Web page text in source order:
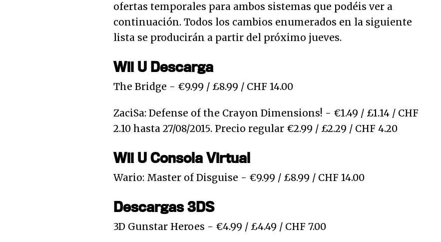
ofertas temporales para ambos sistemas que podéis ver a
continuación. Todos los cambios enumerados en la siguiente
lista se producirán a partir del próximo jueves.
Wii U Descarga
The Bridge - €9.99 / £8.99 / CHF 14.00
ZaciSa: Defense of the Crayon Dimensions! - €1.49 / £1.14 / CHF
2.10 hasta 27/08/2015. Precio regular €2.99 / £2.29 / CHF 4.20
Wii U Consola Virtual
Wario: Master of Disguise - €9.99 / £8.99 / CHF 14.00
Descargas 3DS
3D Gunstar Heroes - €4.99 / £4.49 / CHF 7.00